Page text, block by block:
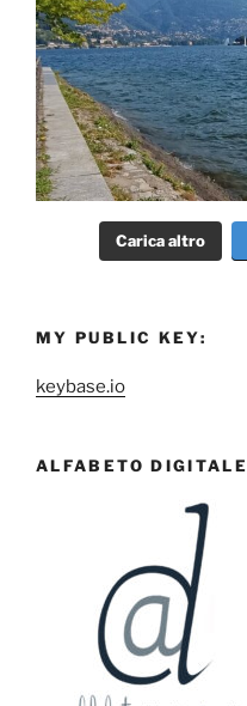
Carica altro
MY PUBLIC KEY:
keybase.io
ALFABETO DIGITALE